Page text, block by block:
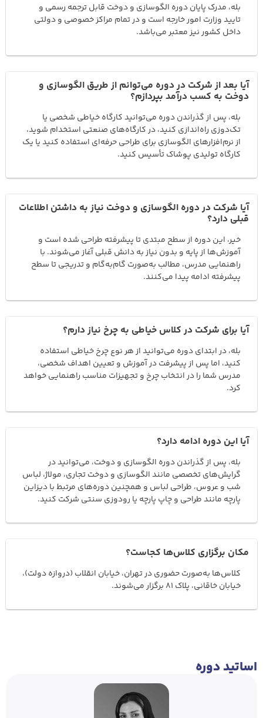
بله، مدرک پایان دوره الگوسازی و دوخت قابل ترجمه رسمی و
تایید وزارت امور خارجه است و در تمام مراکز خصوصی و دولتی
داخل کشور نیز معتبر می‌باشد.
آیا بعد از شرکت در دوره می‌توانم از طریق الگوسازی و
دوخت به کسب درآمد بپردازم؟
بله، پس از گذراندن دوره می‌توانید کارگاه خیاطی شخصی یا
تک‌دوزی راه‌اندازی کنید، در کارگاه‌های صنعتی استخدام شوید،
از نرم‌افزارهای الگوسازی برای طراحی حرفه‌ای استفاده کنید یا یک
کارگاه تولیدی پوشاک تأسیس کنید.
آیا شرکت در دوره الگوسازی و دوخت نیاز به داشتن اطلاعات
قبلی دارد؟
خیر، این دوره از سطح مبتدی تا پیشرفته طراحی شده است و
آموزش‌ها از پایه و بدون نیاز به دانش قبلی آغاز می‌شوند. با
راهنمایی مدرس، مطالب به‌صورت گام‌به‌گام و تدریجی تا سطح
پیشرفته ادامه پیدا می‌کنند.
آیا برای شرکت در کلاس خیاطی به چرخ نیاز دارم؟
بله، در ابتدای دوره می‌توانید از هر نوع چرخ خیاطی استفاده
کنید، اما پس از پیشرفت در آموزش و تعیین اهداف شخصی،
مدرس شما را در انتخاب چرخ و تجهیزات مناسب راهنمایی خواهد
کرد.
آیا این دوره ادامه دارد؟
بله، پس از گذراندن دوره الگوسازی و دوخت، می‌توانید در
گرایش‌های تخصصی مانند الگوسازی و دوخت تجاری، مولاژ، لباس
شب و عروس، طراحی لباس و همچنین دوره‌های مرتبط با دیزاین
پارچه مانند طراحی و چاپ پارچه یا رودوزی سنتی شرکت کنید.
مکان برگزاری کلاس‌ها کجاست؟
کلاس‌ها به‌صورت حضوری در تهران، خیابان انقلاب (دروازه دولت)،
خیابان خاقانی، پلاک 81 برگزار می‌شوند.
اساتید دوره